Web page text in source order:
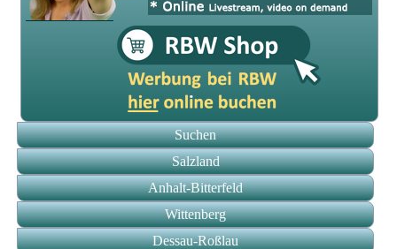
Suchen
Salzland
Anhalt-Bitterfeld
Wittenberg
Dessau-Roßlau